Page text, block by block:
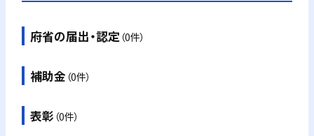
府省の届出・認定 （0件）
補助金 （0件）
表彰 （0件）